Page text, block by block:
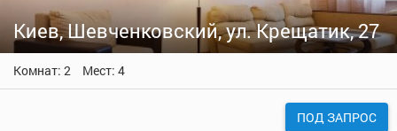
Киев, Шевченковский, ул. Крещатик, 27
Комнат: 2 Мест: 4
ПОД ЗАПРОС